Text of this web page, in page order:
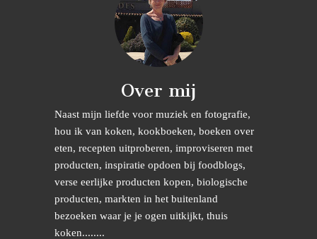
Over mij
Naast mijn liefde voor muziek en fotografie,
hou ik van koken, kookboeken, boeken over
eten, recepten uitproberen, improviseren met
producten, inspiratie opdoen bij foodblogs,
verse eerlijke producten kopen, biologische
producten, markten in het buitenland
bezoeken waar je je ogen uitkijkt, thuis
koken........